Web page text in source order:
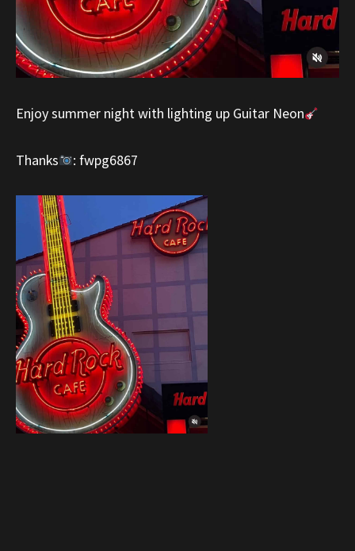
Enjoy summer night with lighting up Guitar Neon
Thanks : fwpg6867